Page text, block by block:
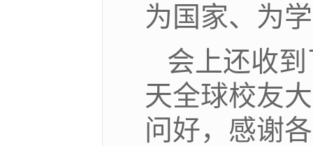
为国家、为
会上还收
天全球校友
问好，感谢